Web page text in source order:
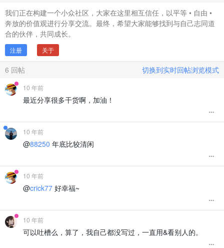
我们正在构建一个小众社区，大家在这里相互信任，以平等 • 自由 •
奔放的价值观进行分享交流。最终，希望大家能够找到与自己志同道
合的伙伴，共同成长。
注册 关于
6 回帖 切换到实时回帖浏览模式
10 年前
最近分享很多干货啊，加油！
10 年前
@88250 年底比较清闲
10 年前
@crick77 好幸福~
10 年前
可以吐槽么，算了，我自己都没写过，一直用&看别人的。